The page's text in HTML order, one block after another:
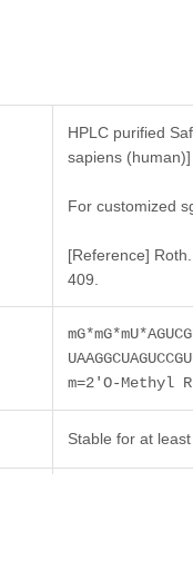
HPLC purified
sapiens (human)]
For customized
[Reference]
409.
m=2'O-Methyl
Stable for at